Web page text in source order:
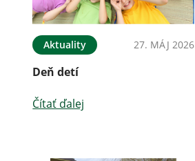
Aktuality 27. MÁJ 2026
Deň detí
Čítať ďalej